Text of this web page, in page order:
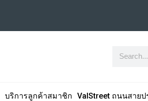
บริการลูกค้าสมาชิก ValStreet ถนนสายป